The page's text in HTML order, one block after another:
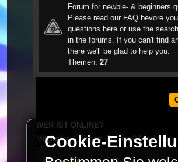
Forum for newbie- & beginners
Please read our FAQ bevore
questions here or use the
in the forums. If you can't find
there we'll be glad to help you.
Themen: 27
WER IST ONLINE?
Mitglieder in diesem Forum: 0 Mitglieder
Cookie-